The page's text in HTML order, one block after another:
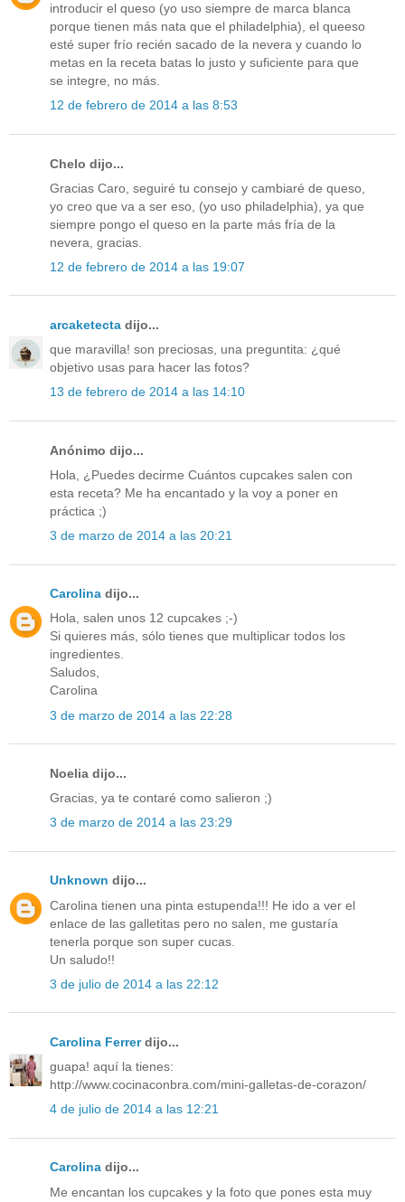
introducir el queso (yo uso siempre de marca blanca
porque tienen más nata que el philadelphia), el queeso
esté super frío recién sacado de la nevera y cuando lo
metas en la receta batas lo justo y suficiente para que
se integre, no más.
12 de febrero de 2014 a las 8:53
Chelo dijo...
Gracias Caro, seguiré tu consejo y cambiaré de queso,
yo creo que va a ser eso, (yo uso philadelphia), ya que
siempre pongo el queso en la parte más fría de la
nevera, gracias.
12 de febrero de 2014 a las 19:07
arcaketecta dijo...
que maravilla! son preciosas, una preguntita: ¿qué
objetivo usas para hacer las fotos?
13 de febrero de 2014 a las 14:10
Anónimo dijo...
Hola, ¿Puedes decirme Cuántos cupcakes salen con
esta receta? Me ha encantado y la voy a poner en
práctica ;)
3 de marzo de 2014 a las 20:21
Carolina dijo...
Hola, salen unos 12 cupcakes ;-)
Si quieres más, sólo tienes que multiplicar todos los
ingredientes.
Saludos,
Carolina
3 de marzo de 2014 a las 22:28
Noelia dijo...
Gracias, ya te contaré como salieron ;)
3 de marzo de 2014 a las 23:29
Unknown dijo...
Carolina tienen una pinta estupenda!!! He ido a ver el
enlace de las galletitas pero no salen, me gustaría
tenerla porque son super cucas.
Un saludo!!
3 de julio de 2014 a las 22:12
Carolina Ferrerdijo...
guapa! aquí la tienes:
http://www.cocinaconbra.com/mini-galletas-de-corazon/
4 de julio de 2014 a las 12:21
Carolina dijo...
Me encantan los cupcakes y la foto que pones esta muy